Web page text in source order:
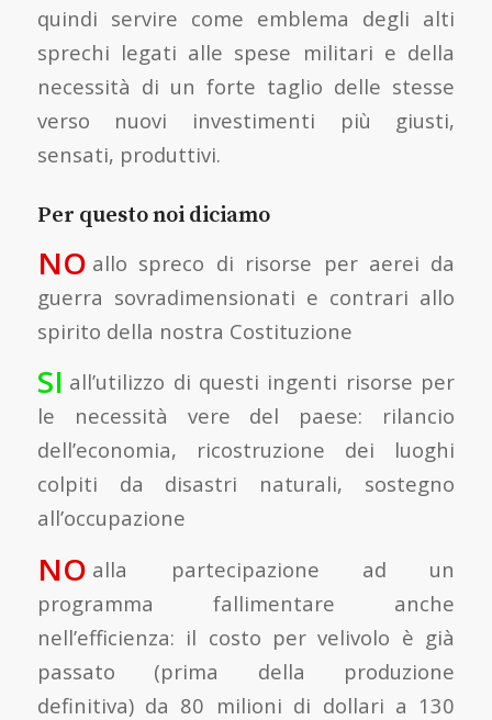
quindi servire come emblema degli alti
sprechi legati alle spese militari e della
necessità di un forte taglio delle stesse
verso nuovi investimenti più giusti,
sensati, produttivi.
Per questo noi diciamo
NO allo spreco di risorse per aerei da
guerra sovradimensionati e contrari allo
spirito della nostra Costituzione
SI all’utilizzo di questi ingenti risorse per
le necessità vere del paese: rilancio
dell’economia, ricostruzione dei luoghi
colpiti da disastri naturali, sostegno
all’occupazione
NO alla partecipazione ad un
programma fallimentare anche
nell’efficienza: il costo per velivolo è già
passato (prima della produzione
definitiva) da 80 milioni di dollari a 130